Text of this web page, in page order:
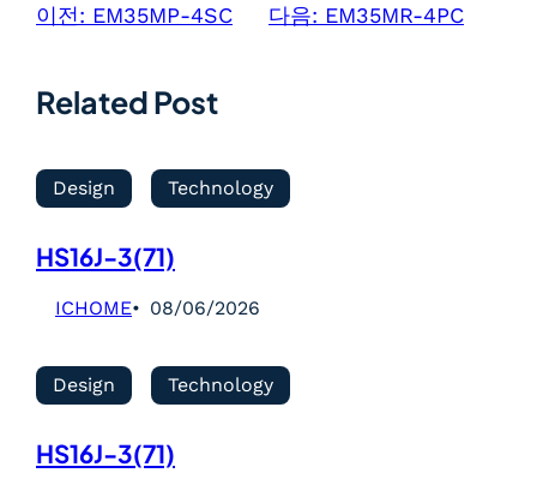
이전: EM35MP-4SC 다음: EM35MR-4PC
Related Post
Design Technology
HS16J-3(71)
ICHOME 08/06/2026
Design Technology
HS16J-3(71)